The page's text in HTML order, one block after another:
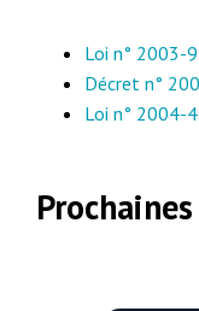
Loi n° 2003-
Décret n°
Loi n° 2004-
Prochaines